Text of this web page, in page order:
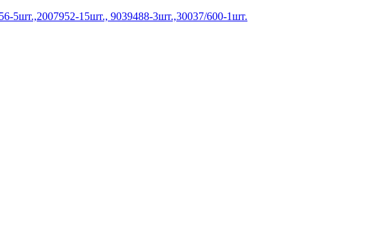
5шт.,2007952-15шт., 9039488-3шт.,30037/600-1шт.